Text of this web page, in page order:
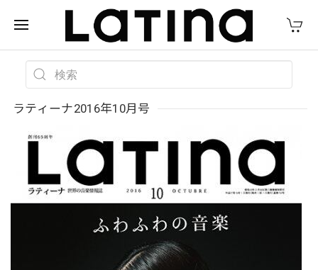
ラティーナ2016年10月号